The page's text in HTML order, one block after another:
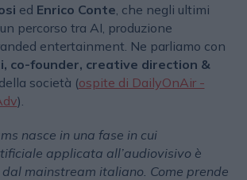
ed Enrico Conte , che negli ultimi
percorso tra AI, produzione
entertainment. Ne parliamo con
co-founder, creative direction &
della società (ospite di DailyOnAir -
).
nasce in una fase in cui
applicata all’audiovisivo è
mainstream italiano. Come prende